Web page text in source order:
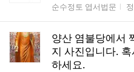
게시판명
순수정토 엽서법문
양산 염불당에서
지 사진입니다.
하세요.